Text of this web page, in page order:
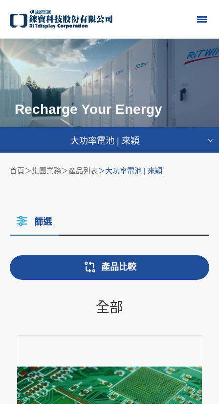
Recharge Your Energy
大功率電池 | 來穎
首頁 集團業務＞產品列表 大功率電池 | 來穎
篩選
產品比較
全部